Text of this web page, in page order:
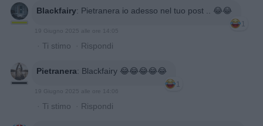
Blackfairy: Pietranera io adesso nel tuo post .. 😂😂
1
19 Giugno 2025 alle ore 14:05
· Ti stimo · Rispondi
Pietranera: Blackfairy 😂😂😂😂😂
1
19 Giugno 2025 alle ore 14:06
· Ti stimo · Rispondi